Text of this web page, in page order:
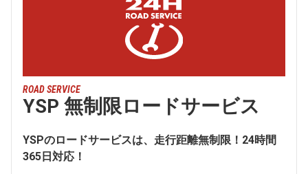
ROAD SERVICE
YSP 無制限ロードサービス
YSPのロードサービスは、走行距離無制限！24時間
365日対応！